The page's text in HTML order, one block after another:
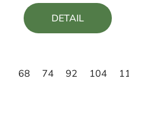
4,0
z
DETAIL
68 74 92 104 110